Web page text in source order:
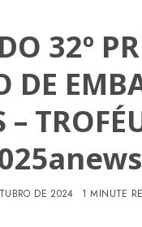
32º
DE
DE 2024 1 MINUTE